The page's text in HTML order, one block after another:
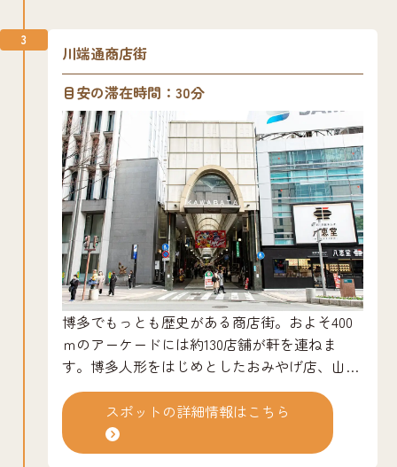
かって左側（下手側）から、客席を貫いて伸び
る一本の通路。客席と舞台が一体となる独特の
演出が楽しめる。【鳥屋（とや）】花道の突き
当たりにある小さな部屋。ここから出演者が登
場したり、引込んだりする。【宙乗り（ちゅう
のり）】ワイヤーやフックを利用して客席の上
を飛ぶための設備。客席客席は3層で、合計約
1500席。舞台を見やすくした設計で、どの席か
らも迫力ある演劇が楽しめる。1階席左右に一
段高く配置した座席や2階、3階のバルコニー席
などによる「人の壁」で、舞台と観客が一体と
なる空間に。また、1階客席の一部分を沈めて
スライドさせると、ミュージカルなど生の音楽
を演奏するオーケストラピットとなり、この
ピットを舞台面までせり上げれば、舞台の延長
（エプロンステージ）として使用することもで
きる。
3
川端通商店街
目安の滞在時間：30分
博多でもっとも歴史がある商店街。およそ400
ｍのアーケードには約130店舗が軒を連ねま
す。博多人形をはじめとしたおみやげ店、山笠
グッズを集めた店、玄界灘の幸や人気ラーメン
店もあり、博多散策の定番スポット。金・土・
日曜やイベント時には、商店街の中にあるイベ
ント広場で名物の川端ぜんざいも味わえます。
スポットの詳細情報はこちら